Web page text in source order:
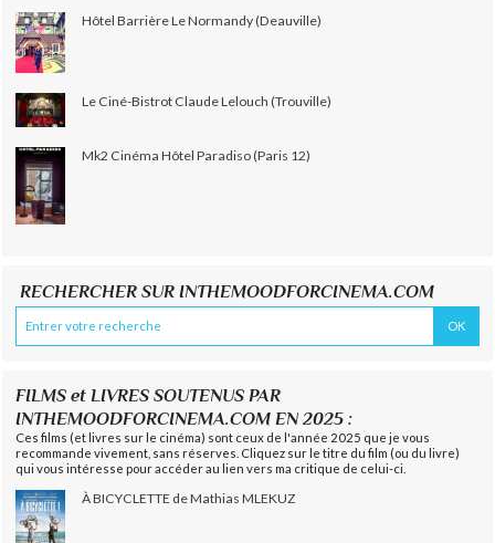
Hôtel Barrière Le Normandy (Deauville)
Le Ciné-Bistrot Claude Lelouch (Trouville)
Mk2 Cinéma Hôtel Paradiso (Paris 12)
RECHERCHER SUR INTHEMOODFORCINEMA.COM
FILMS et LIVRES SOUTENUS PAR
INTHEMOODFORCINEMA.COM EN 2025 :
Ces films (et livres sur le cinéma) sont ceux de l'année 2025 que je vous
recommande vivement, sans réserves. Cliquez sur le titre du film (ou du livre)
qui vous intéresse pour accéder au lien vers ma critique de celui-ci.
À BICYCLETTE de Mathias MLEKUZ